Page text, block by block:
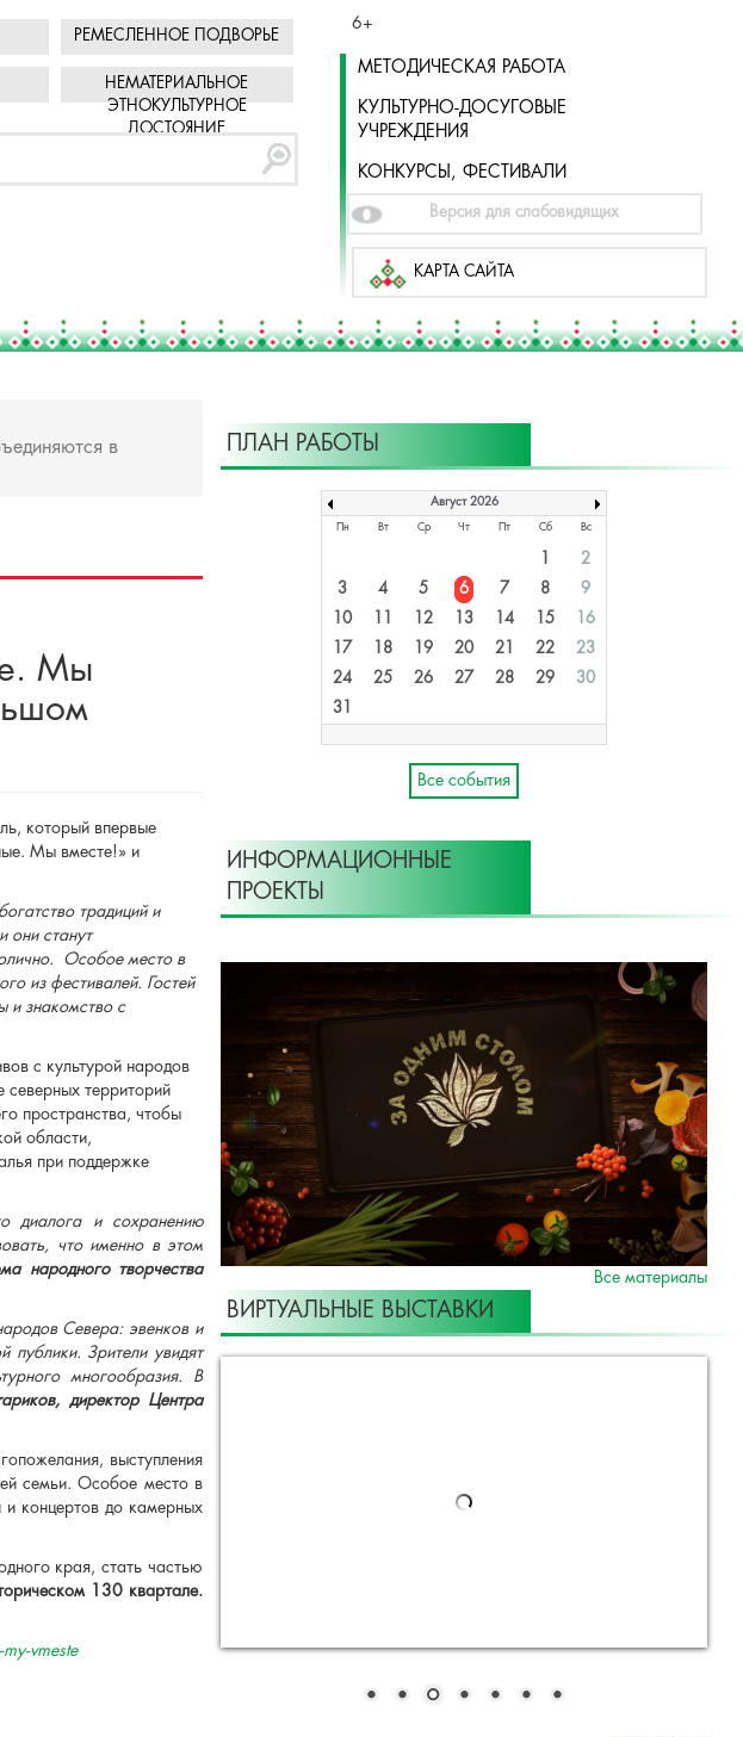
РЕМЕСЛЕННОЕ ПОДВОРЬЕ
НЕМАТЕРИАЛЬНОЕ
ЭТНОКУЛЬТУРНОЕ
ДОСТОЯНИЕ
6+
МЕТОДИЧЕСКАЯ РАБОТА
КУЛЬТУРНО-ДОСУГОВЫЕ
УЧРЕЖДЕНИЯ
КОНКУРСЫ, ФЕСТИВАЛИ
Версия для слабовидящих
КАРТА САЙТА
в
Мы
который впервые
Мы вместе!» и
традиций и
они станут
Особое место в
из фестивалей. Гостей
и знакомство с
с культурой народов
северных территорий
пространства, чтобы
области,
при поддержке
диалога и сохранению
что именно в этом
народного творчества
Севера: эвенков и
Зрители увидят
многообразия. В
директор Центра
выступления
семьи. Особое место в
и концертов до камерных
края, стать частью
130 квартале.
vmeste
ПЛАН РАБОТЫ
Август 2026
Пн Вт Ср Чт Пт Сб Вс
1
2
3
4 5 6 7 8
9
10
11 12 13 14 15
16
17
18 19 20 21 22
23
24
25 26 27 28 29
30
31
Все события
ИНФОРМАЦИОННЫЕ
ПРОЕКТЫ
Все материалы
ВИРТУАЛЬНЫЕ ВЫСТАВКИ